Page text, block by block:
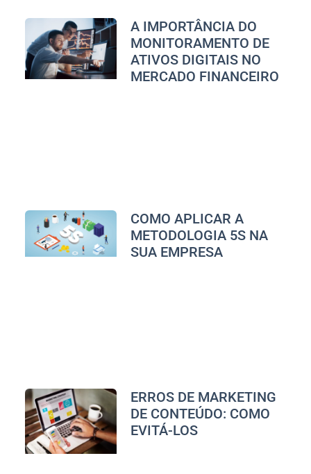
A IMPORTÂNCIA DO
MONITORAMENTO DE
ATIVOS DIGITAIS NO
MERCADO FINANCEIRO
COMO APLICAR A
METODOLOGIA 5S NA
SUA EMPRESA
ERROS DE MARKETING
DE CONTEÚDO: COMO
EVITÁ-LOS